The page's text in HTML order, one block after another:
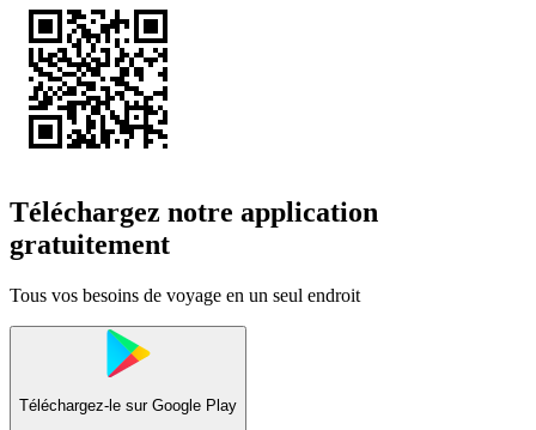
Téléchargez notre application
gratuitement
Tous vos besoins de voyage en un seul endroit
Téléchargez-le sur Google Play